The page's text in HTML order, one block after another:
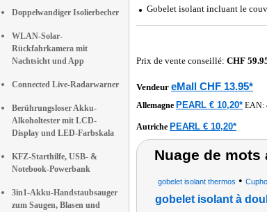
Doppelwandiger Isolierbecher
WLAN-Solar-
Rückfahrkamera mit
Nachtsicht und App
Connected Live-Radarwarner
Berührungsloser Akku-
Alkoholtester mit LCD-
Display und LED-Farbskala
KFZ-Starthilfe, USB- &
Notebook-Powerbank
3in1-Akku-Handstaubsauger
zum Saugen, Blasen und
Gobelet isolant incluant le
Prix de vente conseillé: CHF
Vendeur eMall CHF 13.95*
Allemagne PEARL € 10,20* EAN:
Autriche PEARL € 10,20*
Nuage de
gobelet isolant thermos •
gobelet isolant à